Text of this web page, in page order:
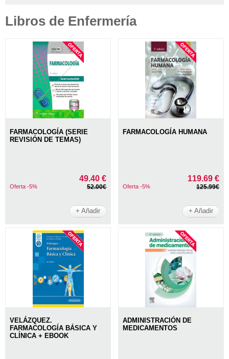
Libros de Enfermería
FARMACOLOGÍA (SERIE
REVISIÓN DE TEMAS)
49.40 €
Oferta -5% 52.00€
+ Añadir
FARMACOLOGÍA HUMANA
119.69 €
Oferta -5% 125.99€
+ Añadir
VELÁZQUEZ.
FARMACOLOGÍA BÁSICA Y
CLÍNICA + EBOOK
ADMINISTRACIÓN DE
MEDICAMENTOS